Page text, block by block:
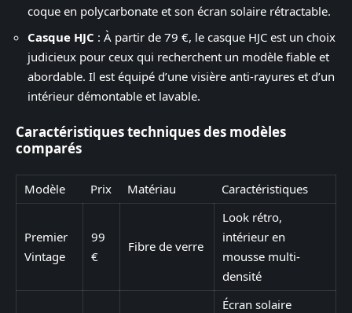
coque en polycarbonate et son écran solaire rétractable.
Casque HJC : À partir de 79 €, le casque HJC est un choix
judicieux pour ceux qui recherchent un modèle fiable et
abordable. Il est équipé d’une visière anti-rayures et d’un
intérieur démontable et lavable.
Caractéristiques techniques des modèles
comparés
Modèle Prix Matériau Caractéristiques
Premier
Vintage
99
€
Fibre de verre
Look rétro,
intérieur en
mousse multi-
densité
Écran solaire